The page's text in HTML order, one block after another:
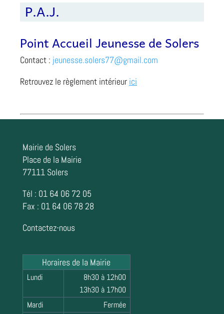
P.A.J.
Point Accueil Jeunesse de Solers
Contact : jeunesse.solers77@gmail.com
Retrouvez le règlement intérieur ici
Mairie de Solers
Place de la Mairie
77111 Solers
Tél : 01 64 06 72 05
Fax : 01 64 06 78 28
Contactez-nous
Horaires de la Mairie
Lundi
8h30 à 12h00
13h30 à 17h00
Mardi
Fermée